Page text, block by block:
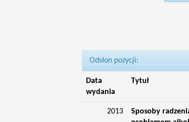
Odsłon pozycji:
Data
wydania
Tytuł
2013
Sposoby